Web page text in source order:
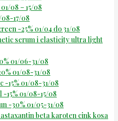
08 – 15/08
08-17/08
-25% 01/04 do 31/08
serum i elasticity ultra light
01/06-31/08
01/08-31/08
-15% 01/08-31/08
15% 01/08-15/08
-30% 01/05-31/08
beta karoten cink kosa